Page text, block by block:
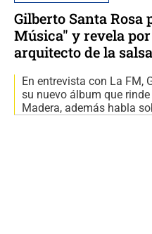
Gilberto Santa Rosa
Música" y revela
arquitecto de la salsa
En entrevista con La FM,
su nuevo álbum que
Madera, además habla